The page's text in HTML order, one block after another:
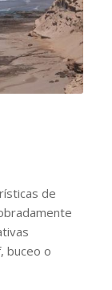
de
buceo o